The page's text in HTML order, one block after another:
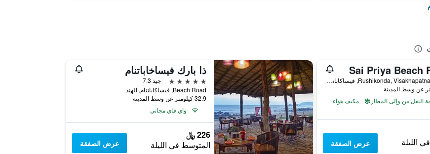
Sai Priya Beach
#5/170, Rushikonda, Visakhapatnam, فيساكاباتنام, الهند
النقل من وإلى المطار
مكيف هواء
الليلة عرض الصفقة
ذا بارك فيساخاباتنام
5 نجوم
جيد 7.3
Beach Road, فيساكاباتنام, الهند
32.9 كيلومتر عن وسط المدينة
واي فاي مجاني
226 ﷼
المتوسط في الليلة عرض الصفقة